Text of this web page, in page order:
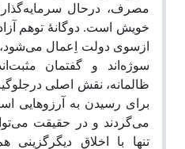
مصرف، درحال سرمایه
خویش است. دوگانۀ توهم
ازسوی دولت اِعمال می
سوژهاند و گفتمان مثبت
ظالمانه، نقش اصلی
برای رسیدن به آرزوهایی
میگردند و در حقیقت می
تنها با اخلاقِ دیگرگزینی